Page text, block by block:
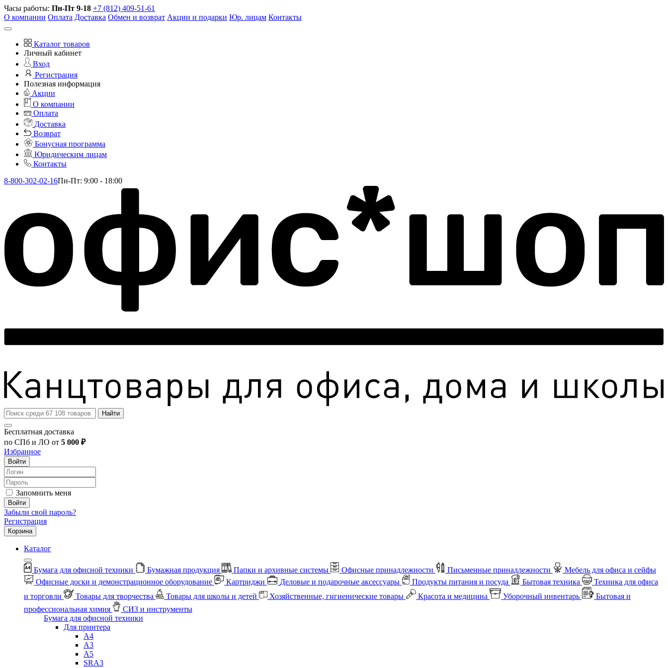
Часы работы: Пн-Пт 9-18 +7 (812) 409-51-61
О компании Оплата Доставка Обмен и возврат Акции и подарки Юр. лицам Контакты
Каталог товаров
Личный кабинет
Вход
Регистрация
Полезная информация
Акции
О компании
Оплата
Доставка
Возврат
Бонусная программа
Юридическим лицам
Контакты
8-800-302-02-16Пн-Пт: 9:00 - 18:00
Найти
Бесплатная доставка
по СПб и ЛО от 5 000 ₽
Избранное
Войти
Запомнить меня
Войти
Забыли свой пароль?
Регистрация
Корзина
Каталог
Бумага для офисной техники Бумажная продукция Папки и архивные системы Офисные принадлежности Письменные принадлежности
Мебель для офиса и сейфы
Офисные доски и демонстрационное оборудование
Картриджи Деловые и подарочные аксессуары Продукты питания и посуда Бытовая техника
Техника для офиса
и торговли
Товары для творчества Товары для школы и детей Хозяйственные, гигиенические товары Красота и медицина Уборочный инвентарь
Бытовая и
профессиональная химия
СИЗ и инструменты
Бумага для офисной техники
Для принтера
А4
А3
А5
SRA3